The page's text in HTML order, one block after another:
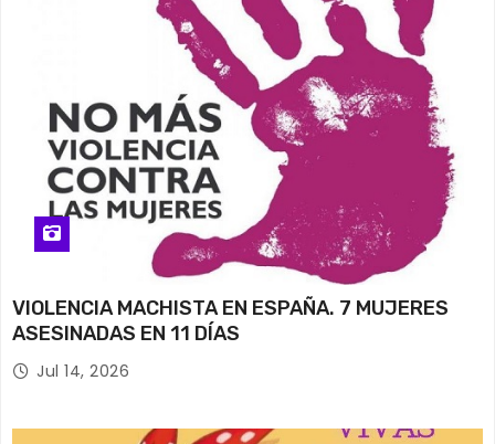
VIOLENCIA MACHISTA EN ESPAÑA. 7 MUJERES
ASESINADAS EN 11 DÍAS
Jul 14, 2026